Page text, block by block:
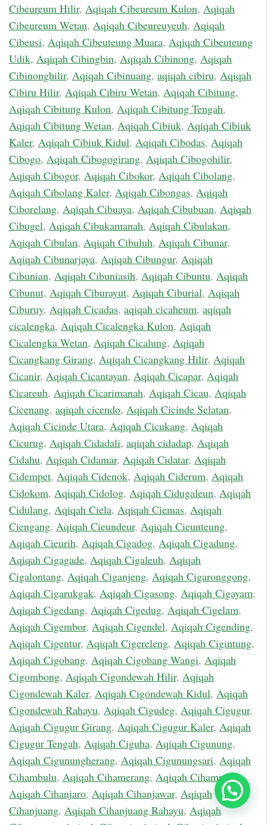
Cibeureum Hilir, Aqiqah Cibeureum Kulon, Aqiqah
Cibeureum Wetan, Aqiqah Cibeureuyeuh, Aqiqah
Cibeusi, Aqiqah Cibeuteung Muara, Aqiqah Cibeuteung
Udik, Aqiqah Cibingbin, Aqiqah Cibinong, Aqiqah
Cibinonghilir, Aqiqah Cibinuang, aqiqah cibiru, Aqiqah
Cibiru Hilir, Aqiqah Cibiru Wetan, Aqiqah Cibitung,
Aqiqah Cibitung Kulon, Aqiqah Cibitung Tengah,
Aqiqah Cibitung Wetan, Aqiqah Cibiuk, Aqiqah Cibiuk
Kaler, Aqiqah Cibiuk Kidul, Aqiqah Cibodas, Aqiqah
Cibogo, Aqiqah Cibogogirang, Aqiqah Cibogohilir,
Aqiqah Cibogor, Aqiqah Cibokor, Aqiqah Cibolang,
Aqiqah Cibolang Kaler, Aqiqah Cibongas, Aqiqah
Ciborelang, Aqiqah Cibuaya, Aqiqah Cibubuan, Aqiqah
Cibugel, Aqiqah Cibukamanah, Aqiqah Cibulakan,
Aqiqah Cibulan, Aqiqah Cibuluh, Aqiqah Cibunar,
Aqiqah Cibunarjaya, Aqiqah Cibungur, Aqiqah
Cibunian, Aqiqah Cibuniasih, Aqiqah Cibuntu, Aqiqah
Cibunut, Aqiqah Ciburayut, Aqiqah Ciburial, Aqiqah
Ciburuy, Aqiqah Cicadas, aqiqah cicaheum, aqiqah
cicalengka, Aqiqah Cicalengka Kulon, Aqiqah
Cicalengka Wetan, Aqiqah Cicalung, Aqiqah
Cicangkang Girang, Aqiqah Cicangkang Hilir, Aqiqah
Cicanir, Aqiqah Cicantayan, Aqiqah Cicapar, Aqiqah
Cicareuh, Aqiqah Cicarimanah, Aqiqah Cicau, Aqiqah
Cicenang, aqiqah cicendo, Aqiqah Cicinde Selatan,
Aqiqah Cicinde Utara, Aqiqah Cicukang, Aqiqah
Cicurug, Aqiqah Cidadali, aqiqah cidadap, Aqiqah
Cidahu, Aqiqah Cidamar, Aqiqah Cidatar, Aqiqah
Cidempet, Aqiqah Cidenok, Aqiqah Ciderum, Aqiqah
Cidokom, Aqiqah Cidolog, Aqiqah Cidugaleun, Aqiqah
Cidulang, Aqiqah Ciela, Aqiqah Ciemas, Aqiqah
Ciengang, Aqiqah Cieundeur, Aqiqah Cieunteung,
Aqiqah Cieurih, Aqiqah Cigadog, Aqiqah Cigadung,
Aqiqah Cigagade, Aqiqah Cigaleuh, Aqiqah
Cigalontang, Aqiqah Ciganjeng, Aqiqah Cigaronggong,
Aqiqah Cigarukgak, Aqiqah Cigasong, Aqiqah Cigayam,
Aqiqah Cigedang, Aqiqah Cigedug, Aqiqah Cigelam,
Aqiqah Cigembor, Aqiqah Cigendel, Aqiqah Cigending,
Aqiqah Cigentur, Aqiqah Cigereleng, Aqiqah Cigintung,
Aqiqah Cigobang, Aqiqah Cigobang Wangi, Aqiqah
Cigombong, Aqiqah Cigondewah Hilir, Aqiqah
Cigondewah Kaler, Aqiqah Cigondewah Kidul, Aqiqah
Cigondewah Rahayu, Aqiqah Cigudeg, Aqiqah Cigugur,
Aqiqah Cigugur Girang, Aqiqah Cigugur Kaler, Aqiqah
Cigugur Tengah, Aqiqah Ciguha, Aqiqah Cigunung,
Aqiqah Cigunungherang, Aqiqah Cigunungsari, Aqiqah
Cihambulu, Aqiqah Cihamerang, Aqiqah Cihampelas,
Aqiqah Cihanjaro, Aqiqah Cihanjawar, Aqiqah
Cihanjuang, Aqiqah Cihanjuang Rahayu, Aqiqah
Chat Sekarang